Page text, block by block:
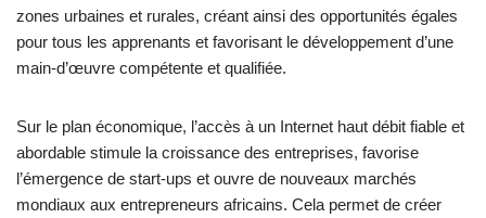
zones urbaines et rurales, créant ainsi des opportunités égales
pour tous les apprenants et favorisant le développement d’une
main-d’œuvre compétente et qualifiée.
Sur le plan économique, l’accès à un Internet haut débit fiable et
abordable stimule la croissance des entreprises, favorise
l’émergence de start-ups et ouvre de nouveaux marchés
mondiaux aux entrepreneurs africains. Cela permet de créer